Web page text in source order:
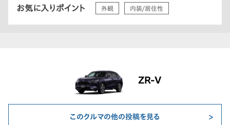
お気に入りポイント 外観 内装/居住性
ZR-V
このクルマの他の投稿を見る